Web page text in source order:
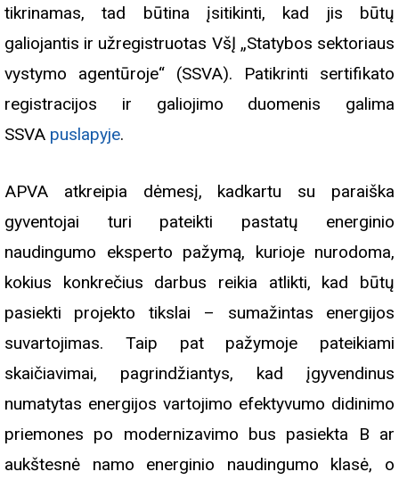
tikrinamas, tad būtina įsitikinti, kad jis būtų
galiojantis ir užregistruotas VšĮ „Statybos sektoriaus
vystymo agentūroje“ (SSVA). Patikrinti sertifikato
registracijos ir galiojimo duomenis galima
SSVA puslapyje.
APVA atkreipia dėmesį, kadkartu su paraiška
gyventojai turi pateikti pastatų energinio
naudingumo eksperto pažymą, kurioje nurodoma,
kokius konkrečius darbus reikia atlikti, kad būtų
pasiekti projekto tikslai – sumažintas energijos
suvartojimas. Taip pat pažymoje pateikiami
skaičiavimai, pagrindžiantys, kad įgyvendinus
numatytas energijos vartojimo efektyvumo didinimo
priemones po modernizavimo bus pasiekta B ar
aukštesnė namo energinio naudingumo klasė, o